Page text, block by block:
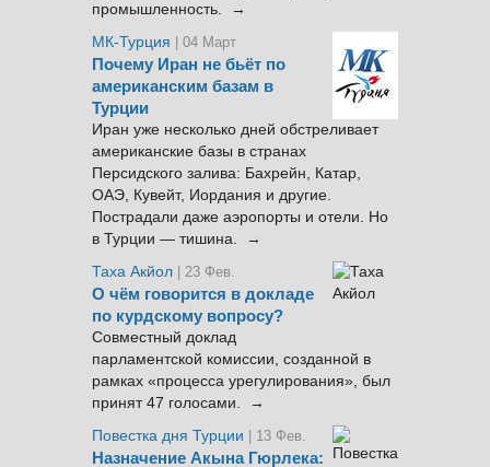
промышленность. →
МК-Турция
| 04 Март
Почему Иран не бьёт по
американским базам в
Турции
Иран уже несколько дней обстреливает
американские базы в странах
Персидского залива: Бахрейн, Катар,
ОАЭ, Кувейт, Иордания и другие.
Пострадали даже аэропорты и отели. Но
в Турции — тишина. →
Таха Акйол | 23 Фев.
О чём говорится в докладе
по курдскому вопросу?
Совместный доклад
парламентской комиссии, созданной в
рамках «процесса урегулирования», был
принят 47 голосами. →
Повестка дня Турции
| 13 Фев.
Назначение Акына Гюрлека: